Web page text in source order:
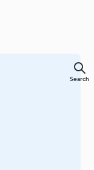
Search